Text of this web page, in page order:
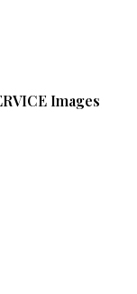
Images